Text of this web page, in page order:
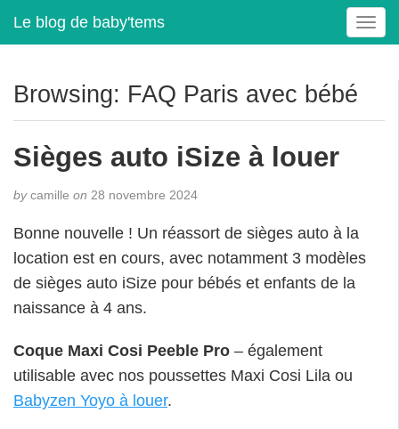
Le blog de baby'tems
T
o
e
t
Browsing: FAQ Paris avec bébé
Sièges auto iSize à louer
bycamille on 28 novembre 2024
Bonne nouvelle ! Un réassort de sièges auto à la
location est en cours, avec notamment 3 modèles
de sièges auto iSize pour bébés et enfants de la
naissance à 4 ans.
Coque Maxi Cosi Peeble Pro – également
utilisable avec nos poussettes Maxi Cosi Lila ou
Babyzen Yoyo à louer.